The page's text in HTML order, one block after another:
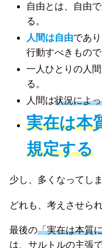
自由とは、自由
る。
人間は自由であ
行動すべきもので
一人ひとりの人
る。
人間は状況によ
実在は本
規定する
少し、多くなってし
どれも、考えさせら
最後の「実在は本質
は、サルトルの主張